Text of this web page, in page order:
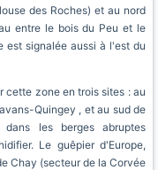
des Roches) et au nord
entre le bois du Peu et le
est signalée aussi à l'est du
cette zone en trois sites : au
Quingey , et au sud de
les berges abruptes
Le guêpier d'Europe,
Chay (secteur de la Corvée